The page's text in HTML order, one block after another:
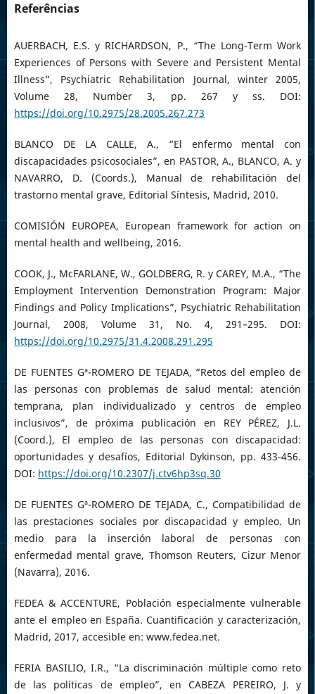
Referências
AUERBACH, E.S. y RICHARDSON, P., “The Long-Term Work
Experiences of Persons with Severe and Persistent Mental
Illness”, Psychiatric Rehabilitation Journal, winter 2005,
Volume 28, Number 3, pp. 267 y ss. DOI:
https://doi.org/10.2975/28.2005.267.273
BLANCO DE LA CALLE, A., “El enfermo mental con
discapacidades psicosociales”, en PASTOR, A., BLANCO, A. y
NAVARRO, D. (Coords.), Manual de rehabilitación del
trastorno mental grave, Editorial Síntesis, Madrid, 2010.
COMISIÓN EUROPEA, European framework for action on
mental health and wellbeing, 2016.
COOK, J., McFARLANE, W., GOLDBERG, R. y CAREY, M.A., “The
Employment Intervention Demonstration Program: Major
Findings and Policy Implications”, Psychiatric Rehabilitation
Journal, 2008, Volume 31, No. 4, 291–295. DOI:
https://doi.org/10.2975/31.4.2008.291.295
DE FUENTES Gª-ROMERO DE TEJADA, “Retos del empleo de
las personas con problemas de salud mental: atención
temprana, plan individualizado y centros de empleo
inclusivos”, de próxima publicación en REY PÉREZ, J.L.
(Coord.), El empleo de las personas con discapacidad:
oportunidades y desafíos, Editorial Dykinson, pp. 433-456.
DOI: https://doi.org/10.2307/j.ctv6hp3sq.30
DE FUENTES Gª-ROMERO DE TEJADA, C., Compatibilidad de
las prestaciones sociales por discapacidad y empleo. Un
medio para la inserción laboral de personas con
enfermedad mental grave, Thomson Reuters, Cizur Menor
(Navarra), 2016.
FEDEA & ACCENTURE, Población especialmente vulnerable
ante el empleo en España. Cuantificación y caracterización,
Madrid, 2017, accesible en: www.fedea.net.
FERIA BASILIO, I.R., “La discriminación múltiple como reto
de las políticas de empleo”, en CABEZA PEREIRO, J. y